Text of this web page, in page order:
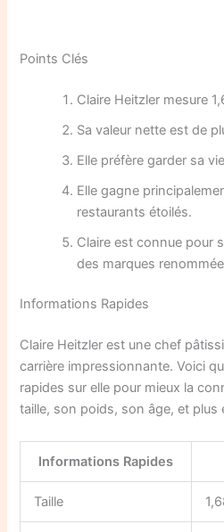
Points Clés
Claire Heitzler mesure
Sa valeur nette est de
Elle préfère garder sa
Elle gagne
restaurants étoilés.
Claire est connue pour
des marques
Informations Rapides
Claire Heitzler est une chef
carrière impressionnante. Voici
rapides sur elle pour mieux la
taille, son poids, son âge, et plus
Informations Rapides
Taille